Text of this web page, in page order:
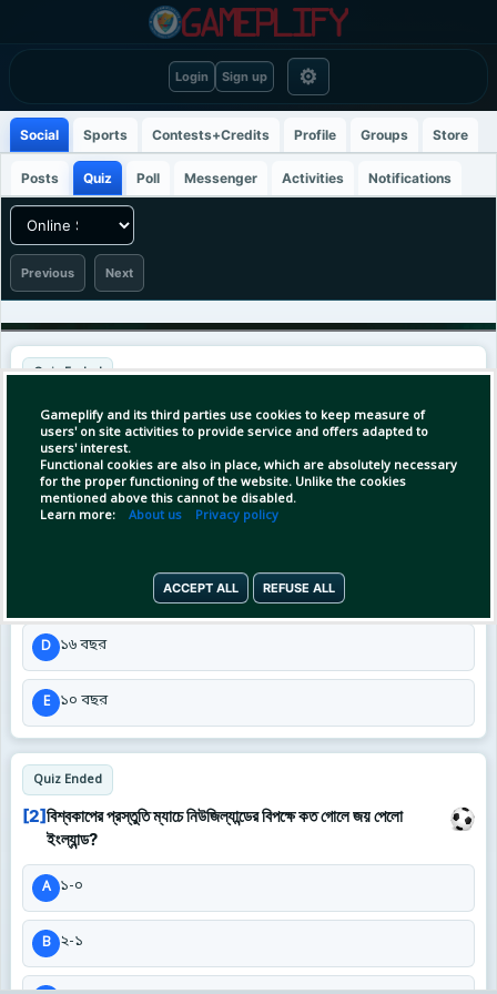
Login Sign up ⚙
Gameplify and its third parties use cookies to keep measure of
users' on site activities to provide service and offers adapted to
users' interest.
Functional cookies are also in place, which are absolutely necessary
for the proper functioning of the website. Unlike the cookies
mentioned above this cannot be disabled.
Learn more: About us Privacy policy
ACCEPT ALL REFUSE ALL
Social Sports Contests+Credits Profile Groups Store
Posts Quiz Poll Messenger Activities Notifications
Previous Next
Quiz Ended
[1]লাতিন আমেরিকার ফুটবল দলগুলোর বিপক্ষে কত বছর কোনো গোল পান না
ক্রিশ্চিয়ানো রোনালদো?
A ১১ বছর
D ১৬ বছর
E ১০ বছর
Quiz Ended
[2]বিশ্বকাপের প্রস্তুতি ম্যাচে নিউজিল্যান্ডের বিপক্ষে কত গোলে জয় পেলো
ইংল্যান্ড?
A ১-০
B ২-১